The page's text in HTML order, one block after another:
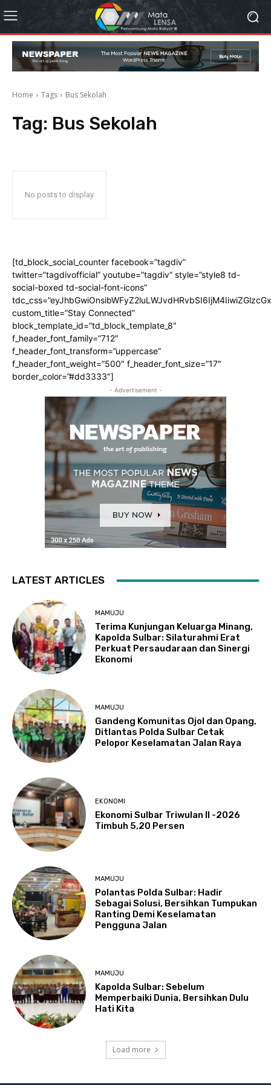
Home Tags Bus Sekolah
Tag: Bus Sekolah
No posts to display
[td_block_social_counter facebook=”tagdiv”
twitter=”tagdivofficial” youtube=”tagdiv” style=”style8 td-
social-boxed td-social-font-icons”
custom_title=”Stay Connected”
block_template_id=”td_block_template_8″
f_header_font_family=”712″
f_header_font_transform=”uppercase”
f_header_font_weight=”500″ f_header_font_size=”17″
border_color=”#dd3333″]
- Advertisement -
LATEST ARTICLES
MAMUJU
Terima Kunjungan Keluarga Minang,
Kapolda Sulbar: Silaturahmi Erat
Perkuat Persaudaraan dan Sinergi
Ekonomi
MAMUJU
Gandeng Komunitas Ojol dan Opang,
Ditlantas Polda Sulbar Cetak
Pelopor Keselamatan Jalan Raya
EKONOMI
Ekonomi Sulbar Triwulan II -2026
Timbuh 5,20 Persen
MAMUJU
Polantas Polda Sulbar: Hadir
Sebagai Solusi, Bersihkan Tumpukan
Ranting Demi Keselamatan
Pengguna Jalan
MAMUJU
Kapolda Sulbar: Sebelum
Memperbaiki Dunia, Bersihkan Dulu
Hati Kita
Load more